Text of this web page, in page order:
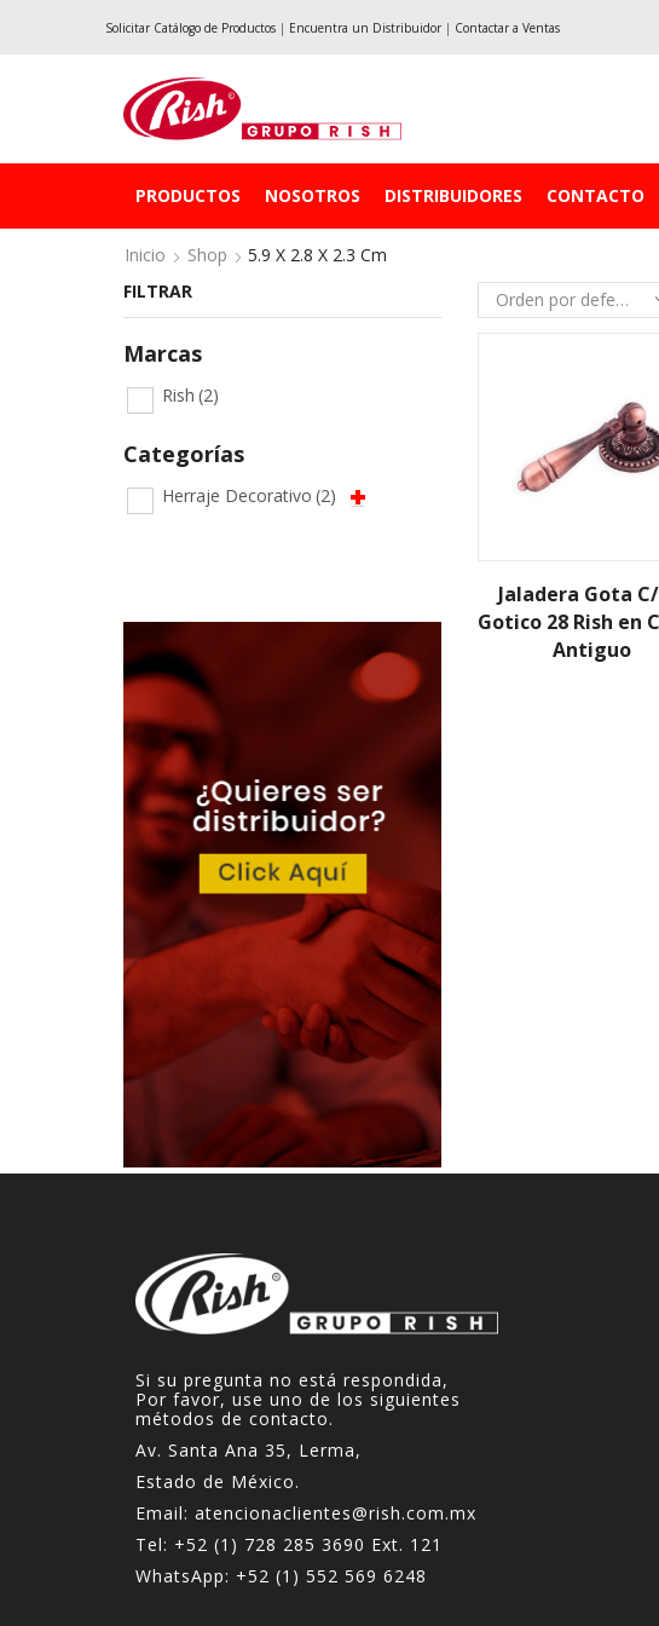
Solicitar Catálogo de Productos | Encuentra un Distribuidor | Contactar a Ventas
PRODUCTOS NOSOTROS DISTRIBUIDORES CONTACTO
Inicio
Shop 5.9 X 2.8 X 2.3 Cm
Jaladera Gota
Gotico 28 Rish en
Antiguo
FILTRAR
Marcas
Rish (2)
Categorías
Herraje Decorativo (2)
Si su pregunta no está respondida,
Por favor, use uno de los siguientes
métodos de contacto.
Av. Santa Ana 35, Lerma,
Estado de México.
Email: atencionaclientes@rish.com.mx
Tel: +52 (1) 728 285 3690 Ext. 121
WhatsApp: +52 (1) 552 569 6248